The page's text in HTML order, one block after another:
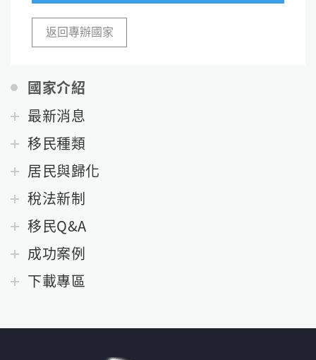
國家介紹
最新消息
移民種類
居民與歸化
稅法新制
移民Q&A
成功案例
下載專區
返回專辦國家